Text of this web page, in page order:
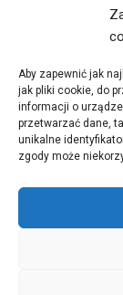
Aby zapewnić jak
jak pliki cookie, do
informacji o
przetwarzać dane,
unikalne
zgody może
Wydział
Wydział
Wydział